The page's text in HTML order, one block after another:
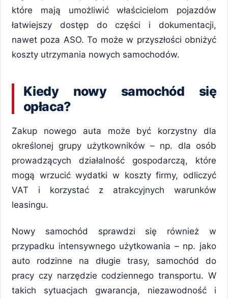
które mają umożliwić właścicielom pojazdów
łatwiejszy dostęp do części i dokumentacji,
nawet poza ASO. To może w przyszłości obniżyć
koszty utrzymania nowych samochodów.
Kiedy nowy samochód się
opłaca?
Zakup nowego auta może być korzystny dla
określonej grupy użytkowników – np. dla osób
prowadzących działalność gospodarczą, które
mogą wrzucić wydatki w koszty firmy, odliczyć
VAT i korzystać z atrakcyjnych warunków
leasingu.
Nowy samochód sprawdzi się również w
przypadku intensywnego użytkowania – np. jako
auto rodzinne na długie trasy, samochód do
pracy czy narzędzie codziennego transportu. W
takich sytuacjach gwarancja, niezawodność i